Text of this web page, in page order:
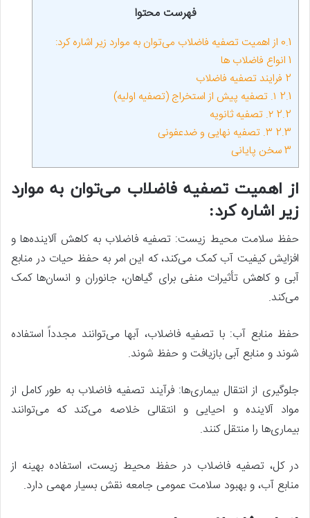
فهرست محتوا
0.1 از اهمیت تصفیه فاضلاب می‌توان به موارد زیر اشاره کرد:
1 انواع فاضلاب ها
2 فرایند تصفیه فاضلاب
2.1
2.2
2.3
3سخن پایانی
از اهمیت تصفیه فاضلاب می‌توان به موارد
زیر اشاره کرد:
حفظ سلامت محیط زیست: تصفیه فاضلاب به کاهش آلاینده‌ها و
افزایش کیفیت آب کمک می‌کند، که این امر به حفظ حیات در منابع
آبی و کاهش تأثیرات منفی برای گیاهان، جانوران و انسان‌ها کمک
می‌کند.
حفظ منابع آب: با تصفیه فاضلاب، آبها می‌توانند مجدداً استفاده
شوند و منابع آبی بازیافت و حفظ شوند.
جلوگیری از انتقال بیماری‌ها: فرآیند تصفیه فاضلاب به طور کامل از
مواد آلاینده و احیایی و انتقالی خلاصه می‌کند که می‌توانند
بیماری‌ها را منتقل کنند.
در کل، تصفیه فاضلاب در حفظ محیط زیست، استفاده بهینه از
منابع آب، و بهبود سلامت عمومی جامعه نقش بسیار مهمی دارد.